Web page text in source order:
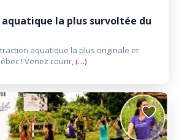
la plus survoltée du
aquatique la plus originale et
! Venez courir, (…)
Ajouter
aux
favoris